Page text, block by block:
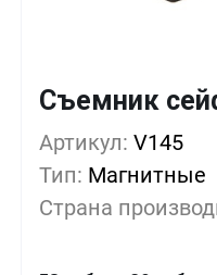
Съемник
Артикул: V145
Тип: Магнитные
Страна
Кол-во Выгода
1+ 0%
10+ -15%
50+ -37%